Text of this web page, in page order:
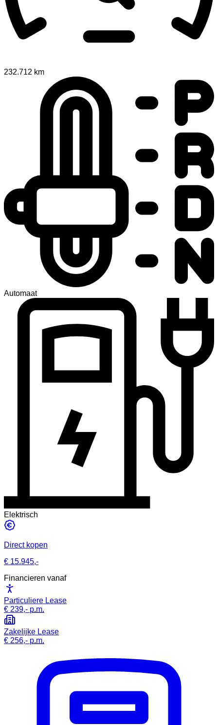
232.712 km
Automaat
Elektrisch
Direct kopen
€ 15.945,-
Financieren vanaf
Particuliere Lease
€ 239,- p.m.
Zakelijke Lease
€ 256,- p.m.